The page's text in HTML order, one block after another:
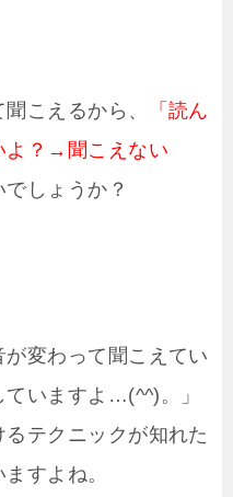
こえるから、
「読ん
よ？→聞こえない
しょうか？
変わって聞こえてい
いますよ…(^^)。」
テクニックが知れた
すよね。